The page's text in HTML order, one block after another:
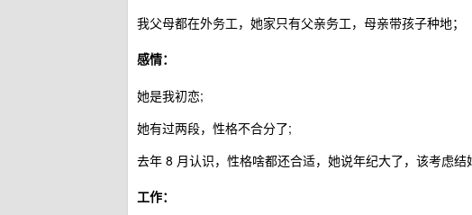
我父母都在外务工，她家只有父亲务工，母亲带孩子种地；
感情：
她是我初恋;
她有过两段，性格不合分了;
去年 8 月认识，性格啥都还合适，她说年纪大了，该考虑结
工作：